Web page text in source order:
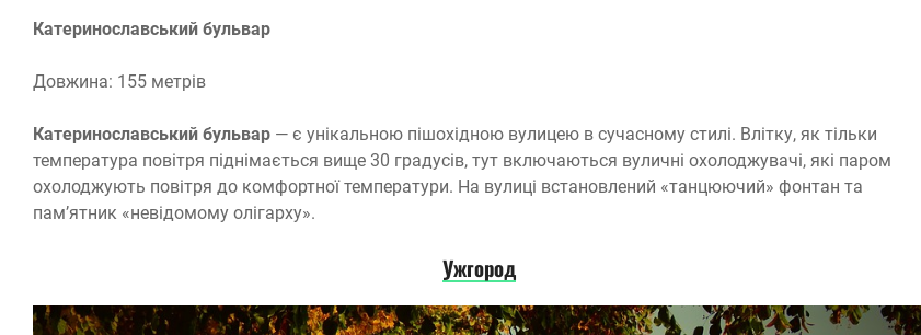
Катеринославський бульвар
Довжина: 155 метрів
Катеринославський бульвар — є унікальною пішохідною вулицею в сучасному стилі. Влітку, як тільки
температура повітря піднімається вище 30 градусів, тут включаються вуличні охолоджувачі, які паром
охолоджують повітря до комфортної температури. На вулиці встановлений «танцюючий» фонтан та
пам’ятник «невідомому олігарху».
Ужгород